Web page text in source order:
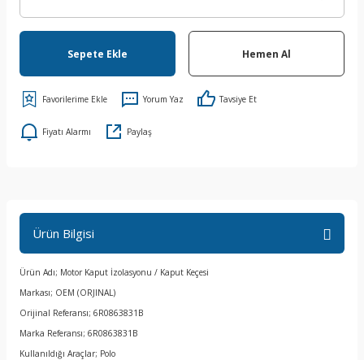
Sepete Ekle Hemen Al
Yorum Yaz Tavsiye Et
Fiyatı Alarmı Paylaş
Ürün Bilgisi
Ürün Adı; Motor Kaput İzolasyonu / Kaput Keçesi
Markası; OEM (ORJINAL)
Orijinal Referansı; 6R0863831B
Marka Referansı; 6R0863831B
Kullanıldığı Araçlar; Polo